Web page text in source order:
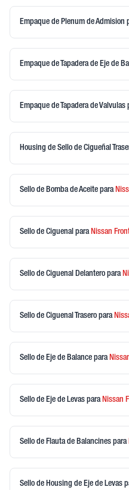
Empaque de Plenum de Admision
Empaque de Tapadera de Eje de
Empaque de Tapadera de Valvulas
Housing de Sello de Cigueñal
Sello de Bomba de Aceite para
Sello de Ciguenal para Nissan
Sello de Ciguenal Delantero para
Sello de Ciguenal Trasero para
Sello de Eje de Balance para
Sello de Eje de Levas para Nissan
Sello de Flauta de Balancines para
Sello de Housing de Eje de Levas